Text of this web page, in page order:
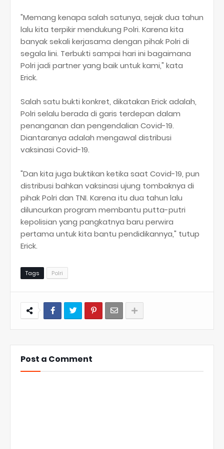
"Memang kenapa salah satunya, sejak dua tahun
lalu kita terpikir mendukung Polri. Karena kita
banyak sekali kerjasama dengan pihak Polri di
segala lini. Terbukti sampai hari ini bagaimana
Polri jadi partner yang baik untuk kami," kata
Erick.
Salah satu bukti konkret, dikatakan Erick adalah,
Polri selalu berada di garis terdepan dalam
penanganan dan pengendalian Covid-19.
Diantaranya adalah mengawal distribusi
vaksinasi Covid-19.
"Dan kita juga buktikan ketika saat Covid-19, pun
distribusi bahkan vaksinasi ujung tombaknya di
pihak Polri dan TNI. Karena itu dua tahun lalu
diluncurkan program membantu putta-putri
kepolisian yang pangkatnya baru perwira
pertama untuk kita bantu pendidikannya," tutup
Erick.
Tags Polri
Post a Comment